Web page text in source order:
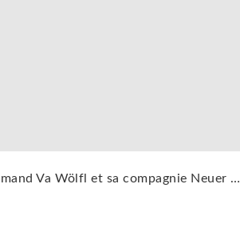
Va Wölfl et sa compagnie Neuer …